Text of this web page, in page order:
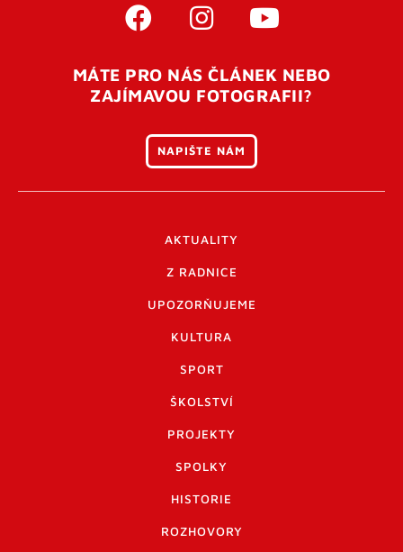
MÁTE PRO NÁS ČLÁNEK NEBO
ZAJÍMAVOU FOTOGRAFII?
NAPIŠTE NÁM
AKTUALITY
Z RADNICE
UPOZORŇUJEME
KULTURA
SPORT
ŠKOLSTVÍ
PROJEKTY
SPOLKY
HISTORIE
ROZHOVORY